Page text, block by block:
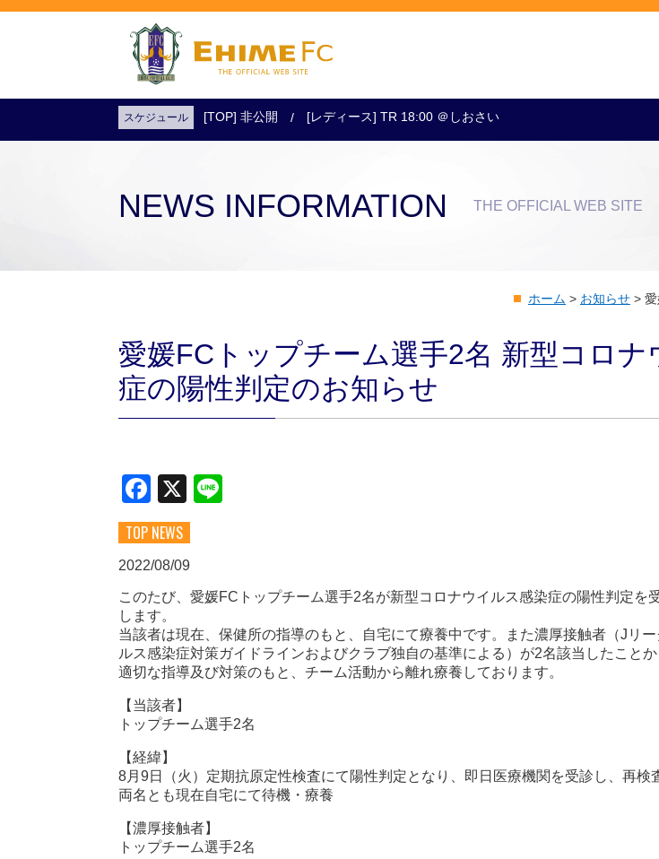
試合日程・結果 アクセス クラブ・会社情報
スケジュール [TOP] 非公開 [レディース] TR 18:00 ＠しおさい
NEWS INFORMATION THE OFFICIAL WEB SITE
ホーム > お知らせ >
愛媛FCトップチーム選手2名 新型コロナ
症の陽性判定のお知らせ
Facebook
X
TOP NEWS
2022/08/09
このたび、愛媛FCトップチーム選手2名が新型コロナウイルス感染症の陽性判定を
します。
当該者は現在、保健所の指導のもと、自宅にて療養中です。また濃厚接触者（Jリ
ルス感染症対策ガイドラインおよびクラブ独自の基準による）が2名該当したこと
適切な指導及び対策のもと、チーム活動から離れ療養しております。
【当該者】
トップチーム選手2名
【経緯】
8月9日（火）定期抗原定性検査にて陽性判定となり、即日医療機関を受診し、再検
両名とも現在自宅にて待機・療養
【濃厚接触者】
トップチーム選手2名